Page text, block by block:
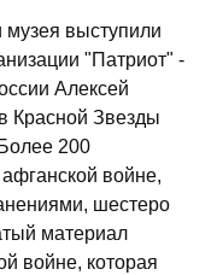
выступили
"Патриот" -
Алексей
Красной Звезды
200
войне,
шестеро
материал
войне, которая